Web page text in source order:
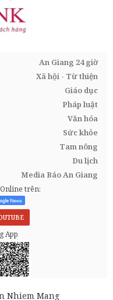
An Giang 24 giờ
Xã hội - Từ thiện
Giáo dục
Pháp luật
Văn hóa
Sức khỏe
Tam nông
Du lịch
Media Báo An Giang
trên:
App